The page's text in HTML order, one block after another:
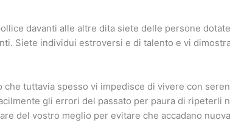
davanti alle altre dita siete delle persone
Siete individui estroversi e di talento e vi
tuttavia spesso vi impedisce di vivere con
gli errori del passato per paura di ripeterli
del vostro meglio per evitare che accadano